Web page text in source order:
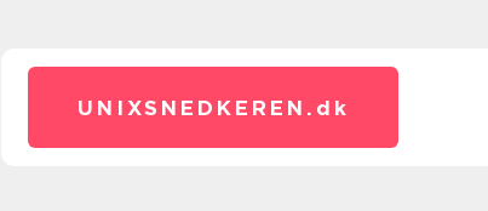
UNIXSNEDKEREN. dk